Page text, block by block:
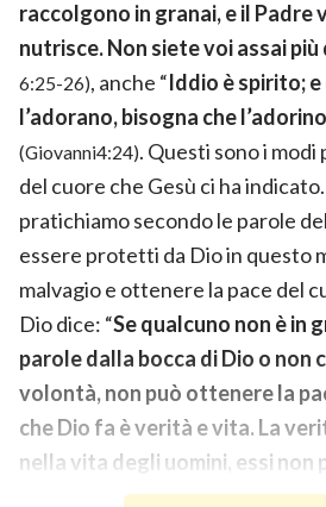
raccolgono in granai, e il
nutrisce. Non siete voi assai più
6:25-26), anche “Iddio è spirito;
l’adorano, bisogna che
(Giovanni4:24). Questi sono i
del cuore che Gesù ci ha
pratichiamo secondo le parole
essere protetti da Dio in questo
malvagio e ottenere la pace del
Dio dice: “Se qualcuno non è in
parole dalla bocca di Dio o non
volontà, non può ottenere la
che Dio fa è verità e vita. La
nella vita degli uomini, essi non
meno; potresti anche dire che è